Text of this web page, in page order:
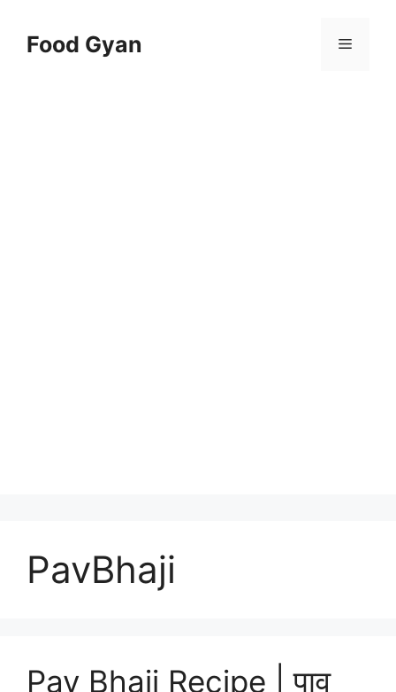
contentFood Gyan Menu
PavBhaji
Pav Bhaji Recipe | पाव